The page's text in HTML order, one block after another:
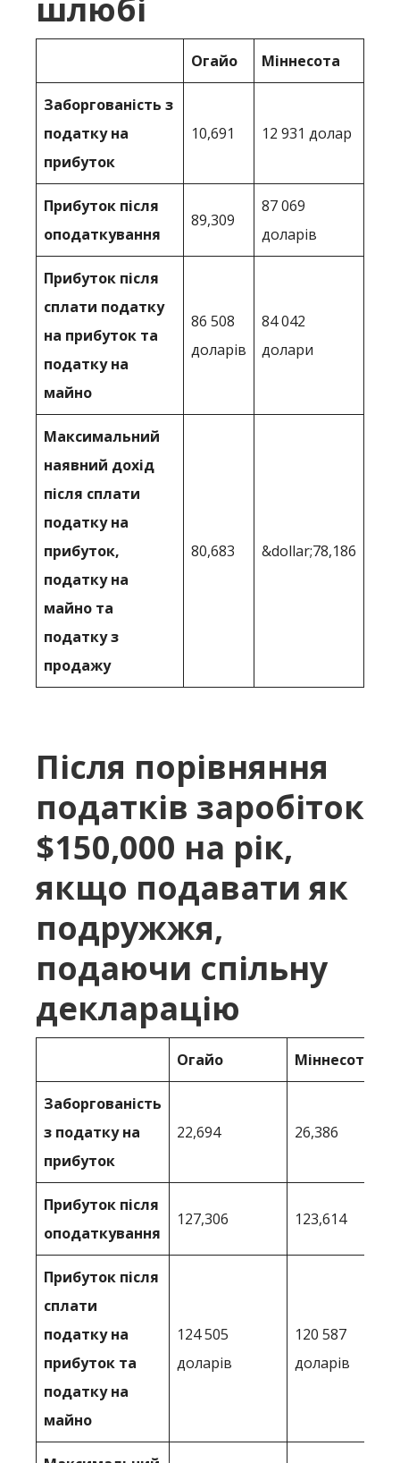
шлюбі
Огайо Міннесота
Заборгованість з
податку на
прибуток
10,691 12 931 долар
Прибуток після
оподаткування
89,309
87 069
доларів
Прибуток після
сплати податку
на прибуток та
податку на
майно
86 508
доларів
84 042
долари
Максимальний
наявний дохід
після сплати
податку на
прибуток,
податку на
майно та
податку з
продажу
80,683 &dollar;78,186
Після порівняння
податків заробіток
$150,000 на рік,
якщо подавати як
подружжя,
подаючи спільну
декларацію
Огайо Міннесота
Заборгованість
з податку на
прибуток
22,694 26,386
Прибуток після
оподаткування
127,306 123,614
Прибуток після
сплати
податку на
прибуток та
податку на
майно
124 505
доларів
120 587
доларів